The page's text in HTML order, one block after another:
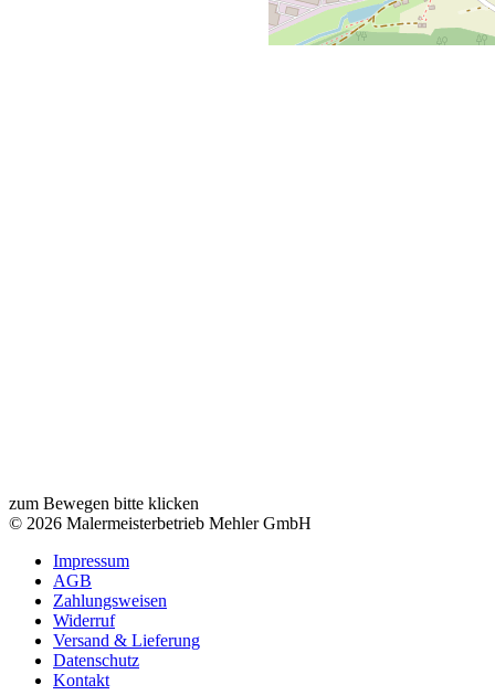
zum Bewegen bitte klicken
© 2026 Malermeisterbetrieb Mehler GmbH
Impressum
AGB
Zahlungsweisen
Widerruf
Versand & Lieferung
Datenschutz
Kontakt